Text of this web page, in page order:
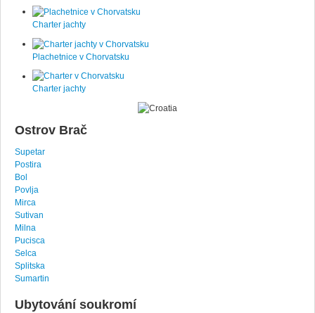
Charter jachty
Plachetnice v Chorvatsku
Charter jachty
Ostrov Brač
Supetar
Postira
Bol
Povlja
Mirca
Sutivan
Milna
Pucisca
Selca
Splitska
Sumartin
Ubytování soukromí